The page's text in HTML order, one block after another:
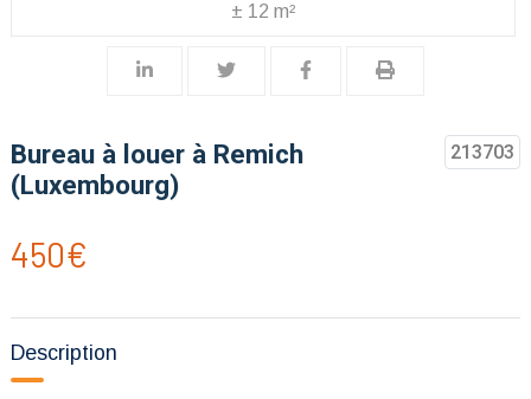
± 12 m²
Bureau à louer à Remich
(Luxembourg)
213703
450€
Description